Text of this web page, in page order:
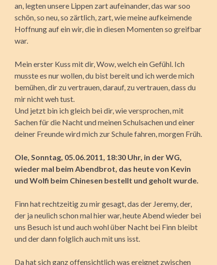
an, legten unsere Lippen zart aufeinander, das war soo
schön, so neu, so zärtlich, zart, wie meine aufkeimende
Hoffnung auf ein wir, die in diesen Momenten so greifbar
war.
Mein erster Kuss mit dir, Wow, welch ein Gefühl. Ich
musste es nur wollen, du bist bereit und ich werde mich
bemühen, dir zu vertrauen, darauf, zu vertrauen, dass du
mir nicht weh tust.
Und jetzt bin ich gleich bei dir, wie versprochen, mit
Sachen für die Nacht und meinen Schulsachen und einer
deiner Freunde wird mich zur Schule fahren, morgen Früh.
Ole, Sonntag, 05.06.2011, 18:30 Uhr, in der WG,
wieder mal beim Abendbrot, das heute von Kevin
und Wolfi beim Chinesen bestellt und geholt wurde.
Finn hat rechtzeitig zu mir gesagt, das der Jeremy, der,
der ja neulich schon mal hier war, heute Abend wieder bei
uns Besuch ist und auch wohl über Nacht bei Finn bleibt
und der dann folglich auch mit uns isst.
Da hat sich ganz offensichtlich was ereignet zwischen